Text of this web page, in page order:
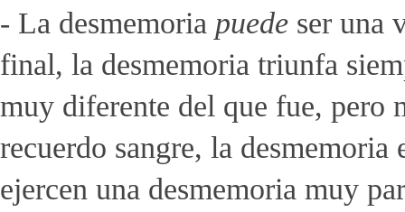
- La desmemoria puede ser una
final, la desmemoria triunfa
muy diferente del que fue, pero
recuerdo sangre, la
ejercen una desmemoria muy